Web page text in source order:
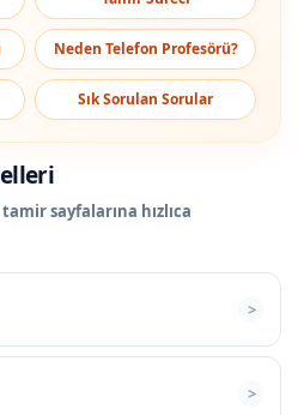
Neden Telefon Profesörü?
Sık Sorulan Sorular
sayfalarına hızlıca